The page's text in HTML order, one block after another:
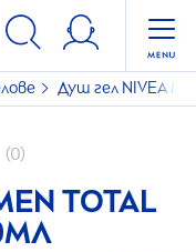
Душ гел NIVEA
(0)
TOTAL